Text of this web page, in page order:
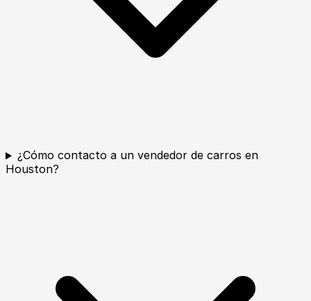
¿Cómo contacto a un vendedor de carros en
Houston?